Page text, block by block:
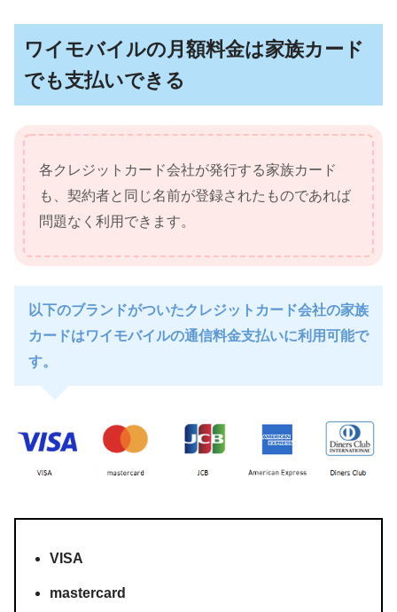
ワイモバイルの月額料金は家族カード
でも支払いできる
各クレジットカード会社が発行する家族カード
も、契約者と同じ名前が登録されたものであれば
問題なく利用できます。
以下のブランドがついたクレジットカード会社の家族
カードはワイモバイルの通信料金支払いに利用可能で
す。
VISA
mastercard